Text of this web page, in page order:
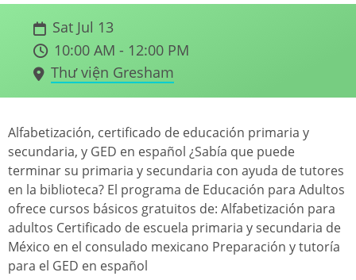
Sat Jul 13
10:00 AM - 12:00 PM
Thư viện Gresham
Alfabetización, certificado de educación primaria y
secundaria, y GED en español ¿Sabía que puede
terminar su primaria y secundaria con ayuda de tutores
en la biblioteca? El programa de Educación para Adultos
ofrece cursos básicos gratuitos de: Alfabetización para
adultos Certificado de escuela primaria y secundaria de
México en el consulado mexicano Preparación y tutoría
para el GED en español